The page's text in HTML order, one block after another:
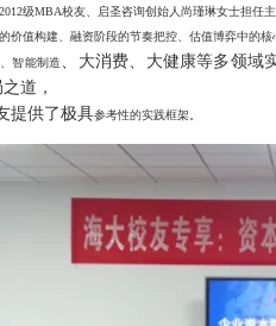
级MBA校友、启圣咨询创始人尚瑾琳女士担
价值构建、融资阶段的节奏把控、估值博弈中的
智能制造、大消费、大健康等多领域
道，
提供了极具参考性的实践框架。